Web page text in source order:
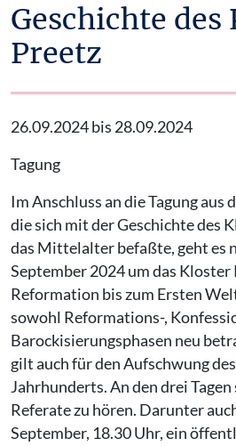
Geschichte des
Preetz
26.09.2024 bis 28.09.2024
Tagung
Im Anschluss an die Tagung aus
die sich mit der Geschichte des
das Mittelalter befaßte, geht es
September 2024 um das Kloster
Reformation bis zum Ersten
sowohl Reformations-,
Barockisierungsphasen neu
gilt auch für den Aufschwung
Jahrhunderts. An den drei
Referate zu hören. Darunter
September, 18.30 Uhr, ein